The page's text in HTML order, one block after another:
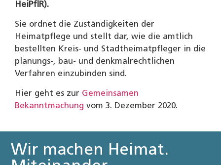
HeiPflR).
Sie ordnet die Zuständigkeiten der
Heimatpflege und stellt dar, wie die amtlich
bestellten Kreis- und Stadtheimatpfleger in die
planungs-, bau- und denkmalrechtlichen
Verfahren einzubinden sind.
Hier geht es zur Gemeinsamen
Bekanntmachung vom 3. Dezember 2020.
Wir machen Heimat.